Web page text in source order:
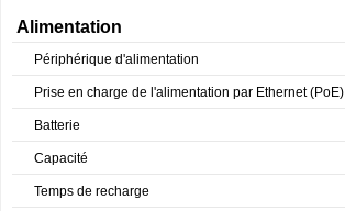
Alimentation
Périphérique d'alimentation
Prise en charge de l'alimentation par Ethernet (PoE)
Batterie
Capacité
Temps de recharge